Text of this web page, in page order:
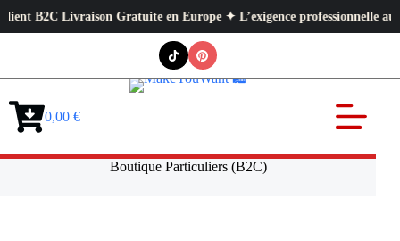
Livraison Gratuite en Europe ✦ L’exigence professionnelle au service
Panier0,00 €
Boutique Particuliers (B2C)